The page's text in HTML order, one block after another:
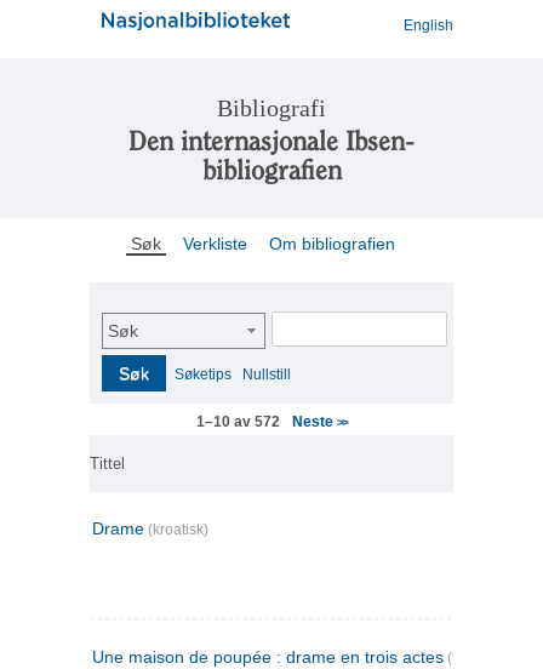
English
Bibliografi
Den internasjonale Ibsen-
bibliografien
Søk Verkliste Om bibliografien
Søk
Søk Søketips Nullstill
1–10 av 572 Neste >>
Tittel
Drame (kroatisk)
Une maison de poupée : drame en trois actes (fransk)